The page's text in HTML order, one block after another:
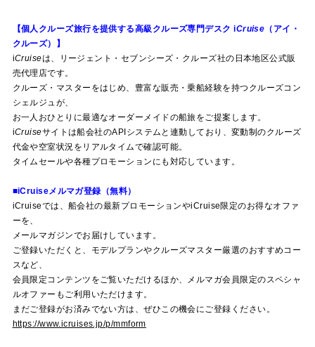
【個人クルーズ旅行を提供する高級クルーズ専門デスクiCruise （アイ・
クルーズ）】
iCruiseは、リージェント・セブンシーズ・クルーズ社の日本地区公式販
売代理店です。
クルーズ・マスターをはじめ、豊富な販売・乗船経験を持つクルーズコン
シェルジュが、
お一人おひとりに最適なオーダーメイドの船旅をご提案します。
iCruiseサイトは船会社のAPIシステムと連動しており、変動制のクルーズ
代金や空室状況をリアルタイムで確認可能。
タイムセールや各種プロモーションにも対応しています。
■iCruiseメルマガ登録（無料）
iCruiseでは、船会社の最新プロモーションやiCruise限定のお得なオファ
ーを、
メールマガジンでお届けしています。
ご登録いただくと、モデルプランやクルーズマスター厳選のおすすめコー
スなど、
会員限定コンテンツをご覧いただけるほか、メルマガ会員限定のスペシャ
ルオファーもご利用いただけます。
まだご登録がお済みでない方は、ぜひこの機会にご登録ください。
https://www.icruises.jp/p/mmform